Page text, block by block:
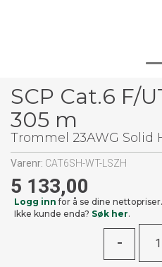
SCP Cat.6 F/
305 m
Trommel 23AWG Solid
Varenr: CAT6SH-WT-LSZH
5 133,00
Logg inn for å se dine nettopriser.
Ikke kunde enda? Søk her.
-